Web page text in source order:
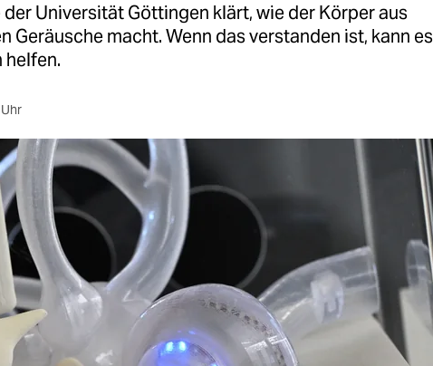
der Universität Göttingen klärt, wie der Körper aus
Geräusche macht. Wenn das verstanden ist, kann es
helfen.